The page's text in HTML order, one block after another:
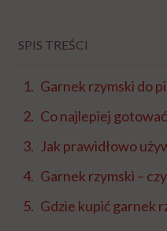
SPIS TREŚCI
Garnek rzymski do
Co najlepiej
Jak prawidłowo
Garnek rzymski –
Gdzie kupić garnek